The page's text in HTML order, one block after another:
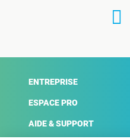
ENTREPRISE
ESPACE PRO
AIDE & SUPPORT